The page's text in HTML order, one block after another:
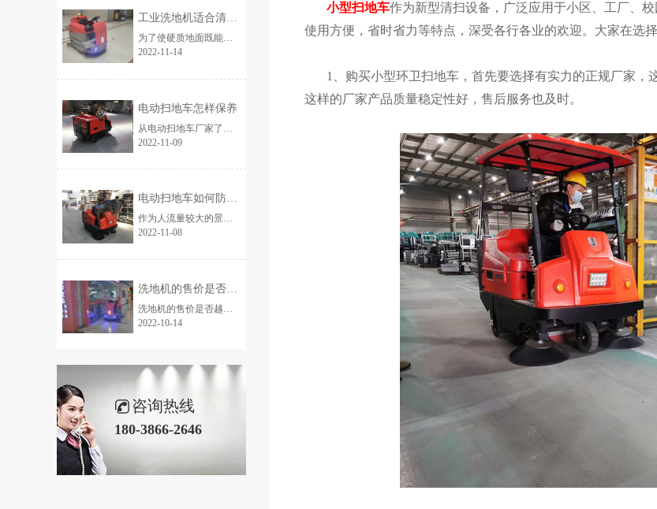
小型扫地车作为新型清扫设备，广泛应用于小区、工厂、
使用方便，省时省力等特点，深受各行各业的欢迎。大家在选
1、购买小型环卫扫地车，首先要选择有实力的正规厂家，
这样的厂家产品质量稳定性好，售后服务也及时。
工业洗地机适合清洗哪些地面
为了使硬质地面既能干净，又能将污水吸出。分手推式工业洗地机、驾驶式工业洗地器两大类。工业洗地机适合清洗哪些地面？...
2022-11-14
电动扫地车怎样保养
从电动扫地车厂家了解到,很多驾驶员因为不了解行驶中应该注意的问题，到时对电动扫地车有损坏，那么电动扫地车怎样保养？如何省时省力？...
2022-11-09
电动扫地车如何防止清扫时灰尘飞扬
作为人流量较大的景点拥有繁重的清理工作，由于人流量相对较大、流动性较强，不少人存在随手乱丢垃圾的陋习，因此扫得既费力又费时。...
2022-11-08
洗地机的售价是否越贵越好？
洗地机的售价是否越贵越好？ 这是不少顾客朋友比较关注的一个问题，在传统的观念中，贵物即是良品，但引发思考，贵得物有所值吗？...
2022-10-14
咨询热线
180-3866-2646